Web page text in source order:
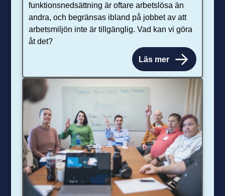
funktionsnedsättning är oftare arbetslösa än
andra, och begränsas ibland på jobbet av att
arbetsmiljön inte är tillgänglig. Vad kan vi göra
åt det?
Läs mer